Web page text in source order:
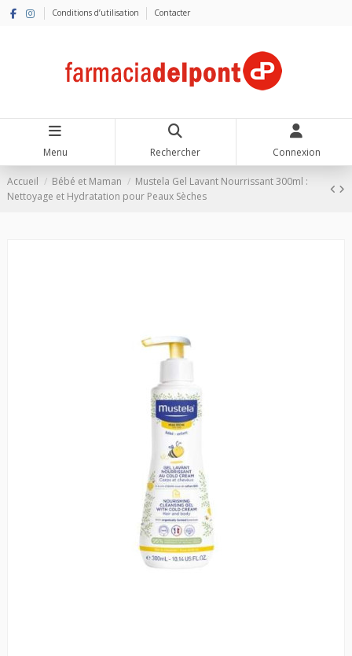
Conditions d’utilisation Contacter
Menu Rechercher Connexion
Accueil Bébé et Maman
Mustela Gel Lavant Nourrissant 300ml :
Nettoyage et Hydratation pour Peaux Sèches